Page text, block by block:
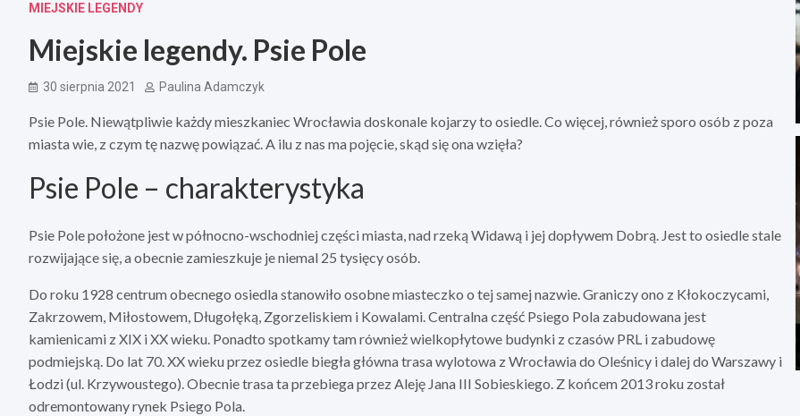
MIEJSKIE LEGENDY
Miejskie legendy. Psie Pole
30 sierpnia 2021 Paulina Adamczyk
Psie Pole. Niewątpliwie każdy mieszkaniec Wrocławia doskonale kojarzy to osiedle. Co więcej, również sporo osób z poza
miasta wie, z czym tę nazwę powiązać. A ilu z nas ma pojęcie, skąd się ona wzięła?
Psie Pole – charakterystyka
Psie Pole położone jest w północno-wschodniej części miasta, nad rzeką Widawą i jej dopływem Dobrą. Jest to osiedle stale
rozwijające się, a obecnie zamieszkuje je niemal 25 tysięcy osób.
Do roku 1928 centrum obecnego osiedla stanowiło osobne miasteczko o tej samej nazwie. Graniczy ono z Kłokoczycami,
Zakrzowem, Miłostowem, Długołęką, Zgorzeliskiem i Kowalami. Centralna część Psiego Pola zabudowana jest
kamienicami z XIX i XX wieku. Ponadto spotkamy tam również wielkopłytowe budynki z czasów PRL i zabudowę
podmiejską. Do lat 70. XX wieku przez osiedle biegła główna trasa wylotowa z Wrocławia do Oleśnicy i dalej do Warszawy i
Łodzi (ul. Krzywoustego). Obecnie trasa ta przebiega przez Aleję Jana III Sobieskiego. Z końcem 2013 roku został
odremontowany rynek Psiego Pola.